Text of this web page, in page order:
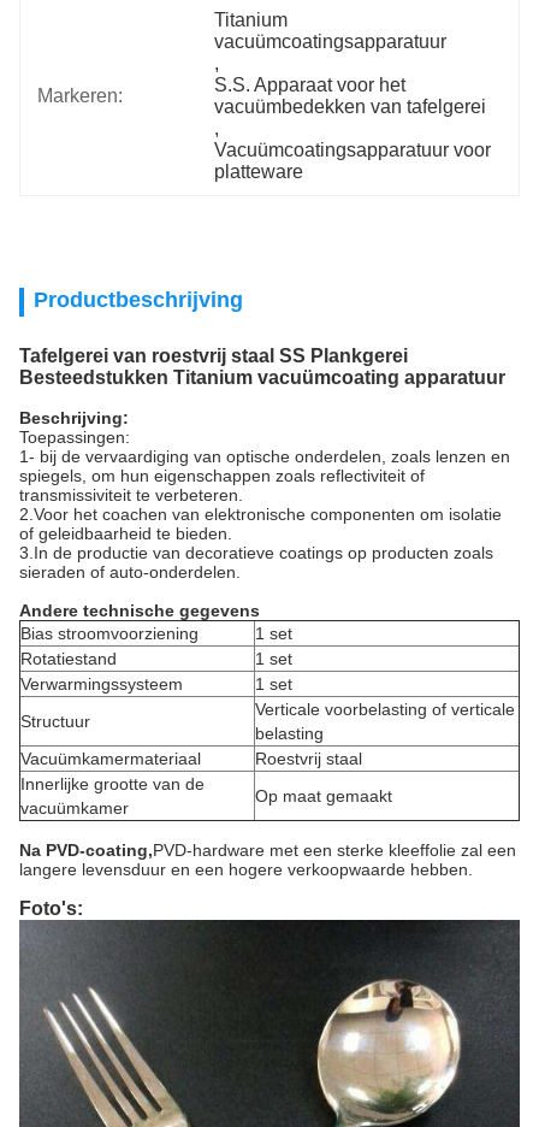
Markeren:
Titanium
vacuümcoatingsapparatuur
,
S.S. Apparaat voor het
vacuümbedekken van tafelgerei
,
Vacuümcoatingsapparatuur voor
platteware
Productbeschrijving
Tafelgerei van roestvrij staal SS Plankgerei
Besteedstukken Titanium vacuümcoating apparatuur
Beschrijving:
Toepassingen:
1- bij de vervaardiging van optische onderdelen, zoals lenzen en
spiegels, om hun eigenschappen zoals reflectiviteit of
transmissiviteit te verbeteren.
2.Voor het coachen van elektronische componenten om isolatie
of geleidbaarheid te bieden.
3.In de productie van decoratieve coatings op producten zoals
sieraden of auto-onderdelen.
Andere technische gegevens
Bias stroomvoorziening
1 set
Rotatiestand
1 set
Verwarmingssysteem
1 set
Structuur
Verticale voorbelasting of verticale
belasting
Vacuümkamermateriaal
Roestvrij staal
Innerlijke grootte van de
vacuümkamer
Op maat gemaakt
Na PVD-coating,PVD-hardware met een sterke kleeffolie zal een
langere levensduur en een hogere verkoopwaarde hebben.
Foto's: